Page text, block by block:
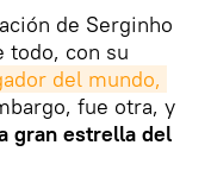
de Serginho
todo, con su
del mundo,
fue otra, y
gran estrella del